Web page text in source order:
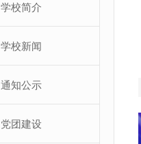
学校简介
学校新闻
通知公示
党团建设